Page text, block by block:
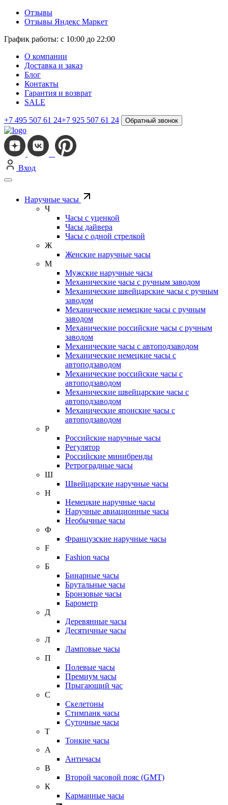
Отзывы
Отзывы Яндекс Маркет
График работы: с 10:00 до 22:00
О компании
Доставка и заказ
Блог
Контакты
Гарантия и возврат
SALE
+7 495 507 61 24+7 925 507 61 24 Обратный звонок
Вход
Наручные часы
Ч
Часы с уценкой
Часы дайвера
Часы с одной стрелкой
Ж
Женские наручные часы
М
Мужские наручные часы
Механические часы с ручным заводом
Механические швейцарские часы с ручным
заводом
Механические немецкие часы с ручным
заводом
Механические российские часы с ручным
заводом
Механические часы с автоподзаводом
Механические немецкие часы с
автоподзаводом
Механические российские часы с
автоподзаводом
Механические швейцарские часы с
автоподзаводом
Механические японские часы с
автоподзаводом
Р
Российские наручные часы
Регулятор
Российские минибренды
Ретроградные часы
Ш
Швейцарские наручные часы
Н
Немецкие наручные часы
Наручные авиационные часы
Необычные часы
Ф
Французские наручные часы
F
Fashion часы
Б
Бинарные часы
Брутальные часы
Бронзовые часы
Барометр
Д
Деревянные часы
Десятичные часы
Л
Ламповые часы
П
Полевые часы
Премиум часы
Прыгающий час
С
Скелетоны
Стимпанк часы
Суточные часы
Т
Тонкие часы
А
Античасы
В
Второй часовой пояс (GMT)
К
Карманные часы